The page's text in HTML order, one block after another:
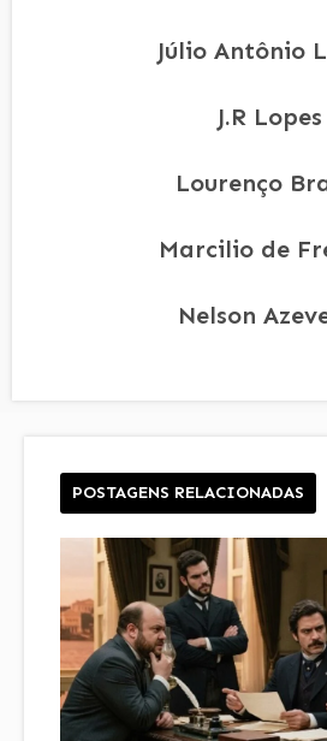
Júlio Antônio
J.R Lopes
Lourenço
Marcilio de
Nelson
POSTAGENS RELACIONADAS